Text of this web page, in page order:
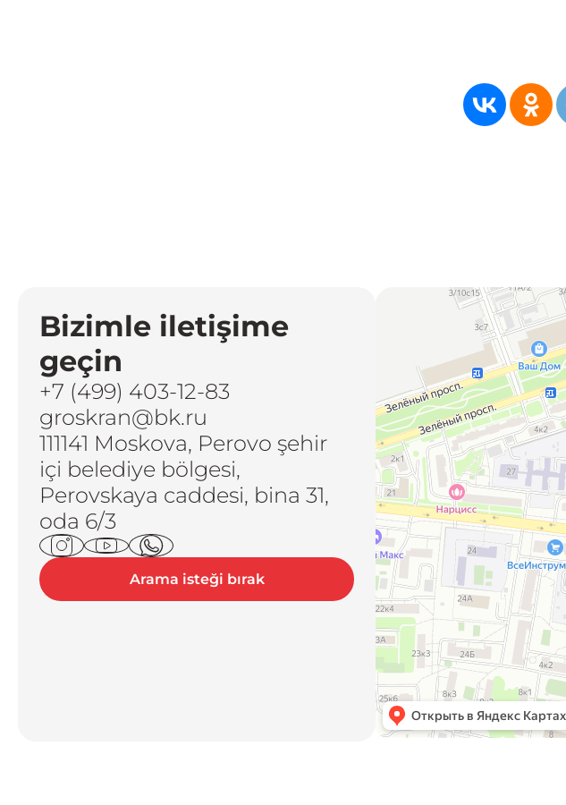
Bizimle iletişime
geçin
+7 (499) 403-12-83
groskran@bk.ru
111141 Moskova, Perovo şehir
içi belediye bölgesi,
Perovskaya caddesi, bina 31,
oda 6/3
Arama isteği bırak